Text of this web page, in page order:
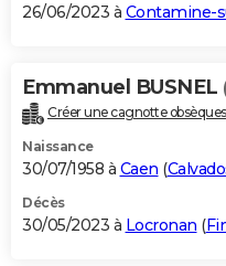
26/06/2023 à Contamine-
Emmanuel BUSNEL
Créer une cagnotte obsèques
Naissance
30/07/1958 à Caen (
Décès
30/05/2023 à Locronan (